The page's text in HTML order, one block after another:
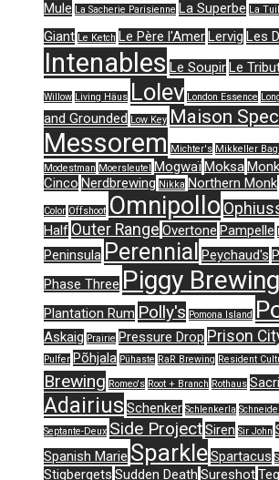
Mule La Sacherie Parisienne La Superbe La
Giant Le Ketch Le Père l'AmerLervig Les
Intenables Le SoupirLe
Willow Living Häus Lolev London Essence
and Grounded Low Key Maison
Messorem Michter's Mikkeller
Modestman Moersleutel MogwaïMoksa
Cinco Nerdbrewing Nikka Northern Monk
Color Offshoot Omnipollo
Half Outer Range Overtone Pampelle
Peninsula Perennial Peychaud's
Phase Three Piggy Brewing
Plantation Rum Polly's Pomona Island
Askaig Prairie Pressure Drop Prison
Pulfer Põhjala Pühaste RaR Brewing Resident
Brewing Romeo's Root + Branch Rothaus
Adairius Schenker Schlenkerla
Septante-Deux Side ProjectSiren Sir John
Spanish Marie SparkleSpartacus
Stigbergets Sudden Death Sureshot